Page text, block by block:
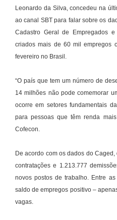
Leonardo da Silva, concedeu na
ao canal SBT para falar sobre os
Cadastro Geral de Empregados
criados mais de 60 mil empregos
fevereiro no Brasil.
“O país que tem um número de
14 milhões não pode comemorar
ocorre em setores fundamentais
para pessoas que têm renda
Cofecon.
De acordo com os dados do
contratações e 1.213.777
novos postos de trabalho. Entre
saldo de empregos positivo –
vagas.